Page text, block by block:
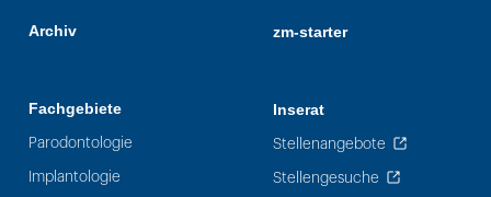
Archiv
Fachgebiete
Parodontologie
Implantologie
zm-starter
Inserat
Stellenangebote
Stellengesuche